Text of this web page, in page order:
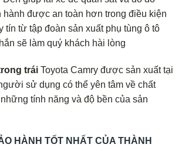
được an toàn hơn trong điều kiện
tín từ tập đoàn sản xuất phụ tùng ô tô
sẽ làm quý khách hài lòng
trái Toyota Camry được sản xuất tại
sử dụng có thể yên tâm về chất
tính năng và độ bền của sản
HÀNH TỐT NHẤT CỦA THÀNH